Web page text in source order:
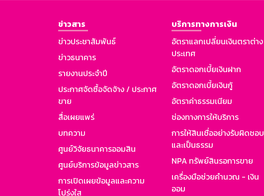
ข่าวสาร
ข่าวประชาสัมพันธ์
ข่าวธนาคาร
รายงานประจำปี
ประกาศจัดซื้อจัดจ้าง / ประกาศ
ขาย
สื่อเผยแพร่
บทความ
ศูนย์วิจัยธนาคารออมสิน
ศูนย์บริการข้อมูลข่าวสาร
การเปิดเผยข้อมูลและความ
โปร่งใส
บริการทางการเงิน
อัตราแลกเปลี่ยนเงินตราต่าง
ประเทศ
อัตราดอกเบี้ยเงินฝาก
อัตราดอกเบี้ยเงินกู้
อัตราค่าธรรมเนียม
ช่องทางการให้บริการ
การให้สินเชื่ออย่างรับผิดชอบ
และเป็นธรรม
NPA ทรัพย์สินรอการขาย
เครื่องมือช่วยคำนวณ - เงิน
ออม